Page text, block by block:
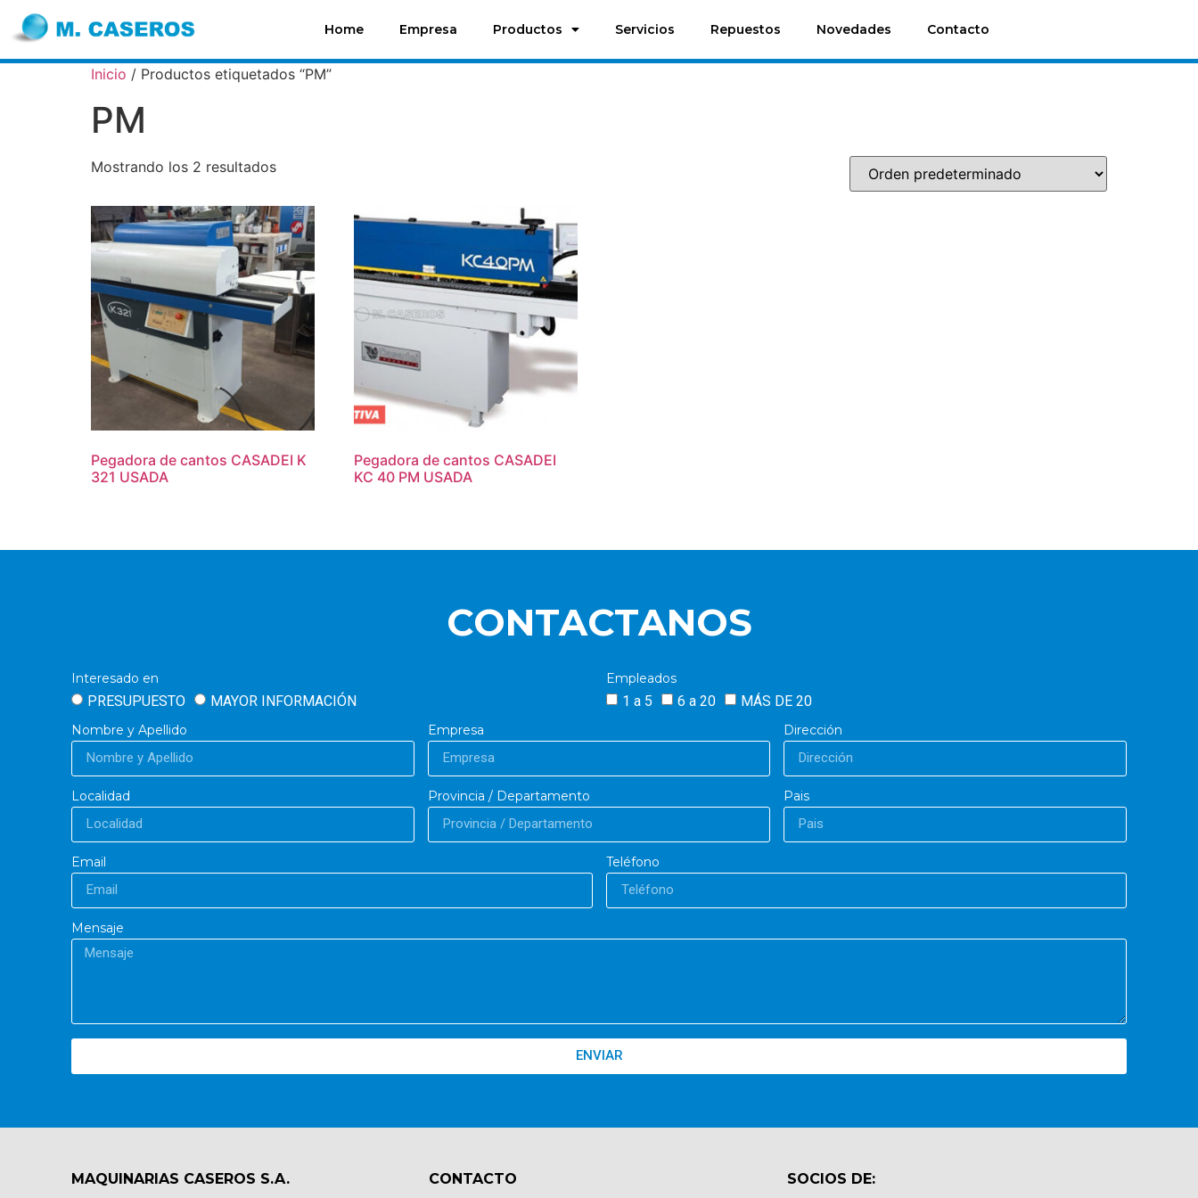
Home Empresa Productos Servicios Repuestos Novedades Contacto
Inicio / Productos etiquetados “PM”
PM
Mostrando los 2 resultados
Pegadora de cantos CASADEI K
321 USADA
Pegadora de cantos CASADEI
KC 40 PM USADA
CONTACTANOS
Interesado en
PRESUPUESTO MAYOR INFORMACIÓN
Empleados
1 a 5 6 a 20 MÁS DE 20
Nombre y Apellido Empresa Dirección
Localidad Provincia / Departamento Pais
Email Teléfono
Mensaje
ENVIAR
MAQUINARIAS CASEROS S.A. CONTACTO​ SOCIOS DE: